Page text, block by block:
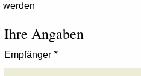
werden
Ihre Angaben
Empfänger *